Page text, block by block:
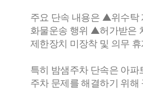
주요 단속 내용은 ▲위수탁
화물운송 행위 ▲허가받은
제한장치 미장착 및 의무
특히 밤샘주차 단속은 아
주차 문제를 해결하기 위